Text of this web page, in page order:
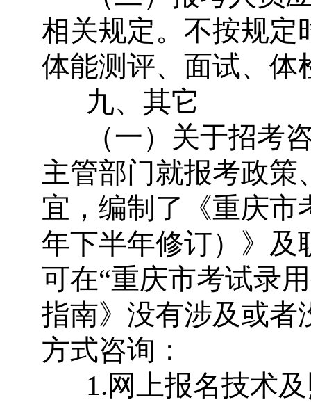
相关规定。不按规定
体能测评、面试、体
九、其它
（一）关于招考
主管部门就报考政
宜，编制了《重庆市
年下半年修订）》及
可在“重庆市考试录
指南》没有涉及或者
方式咨询：
1.网上报名技术